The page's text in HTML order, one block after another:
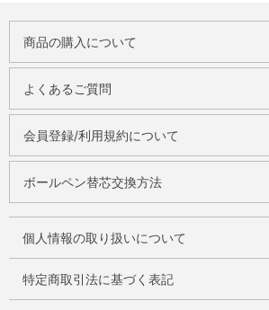
商品の購入について
よくあるご質問
会員登録/利用規約について
ボールペン替芯交換方法
個人情報の取り扱いについて
特定商取引法に基づく表記